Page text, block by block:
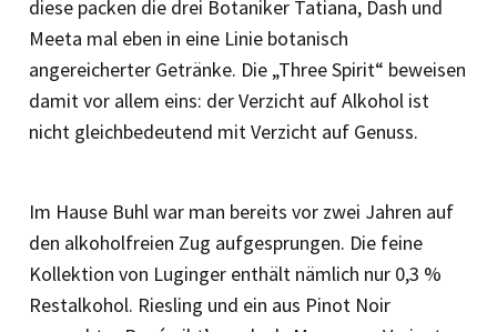
diese packen die drei Botaniker Tatiana, Dash und
Meeta mal eben in eine Linie botanisch
angereicherter Getränke. Die „Three Spirit“ beweisen
damit vor allem eins: der Verzicht auf Alkohol ist
nicht gleichbedeutend mit Verzicht auf Genuss.
Im Hause Buhl war man bereits vor zwei Jahren auf
den alkoholfreien Zug aufgesprungen. Die feine
Kollektion von Luginger enthält nämlich nur 0,3 %
Restalkohol. Riesling und ein aus Pinot Noir